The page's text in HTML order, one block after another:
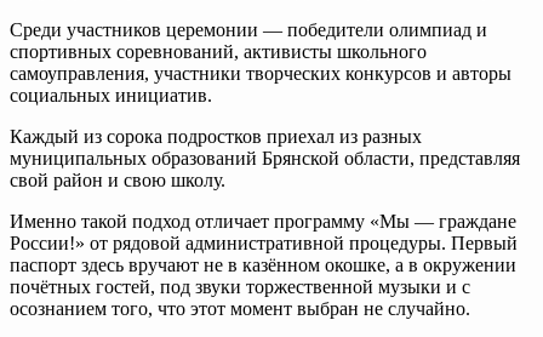
Среди участников церемонии — победители олимпиад и
спортивных соревнований, активисты школьного
самоуправления, участники творческих конкурсов и авторы
социальных инициатив.
Каждый из сорока подростков приехал из разных
муниципальных образований Брянской области, представляя
свой район и свою школу.
Именно такой подход отличает программу «Мы — граждане
России!» от рядовой административной процедуры. Первый
паспорт здесь вручают не в казённом окошке, а в окружении
почётных гостей, под звуки торжественной музыки и с
осознанием того, что этот момент выбран не случайно.